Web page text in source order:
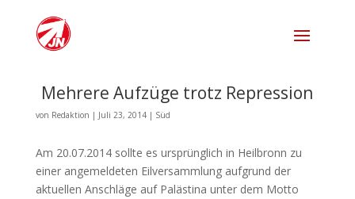
Mehrere Aufzüge trotz Repression
von Redaktion | Juli 23, 2014| Süd
Am 20.07.2014 sollte es ursprünglich in Heilbronn zu
einer angemeldeten Eilversammlung aufgrund der
aktuellen Anschläge auf Palästina unter dem Motto